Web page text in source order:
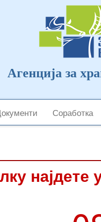
Агенција за
Соработка